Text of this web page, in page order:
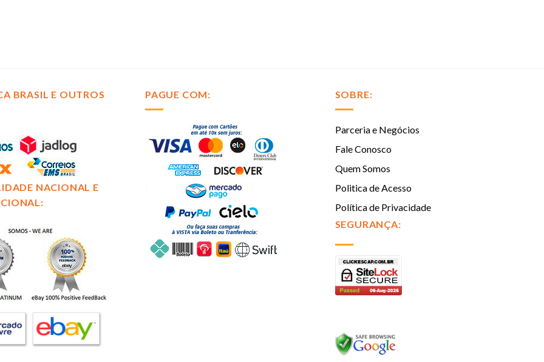
BRASIL E OUTROS
NACIONAL E
PAGUE COM: SOBRE:
Parceria e Negócios
Fale Conosco
Quem Somos
Politica de Acesso
Política de Privacidade
SEGURANÇA: